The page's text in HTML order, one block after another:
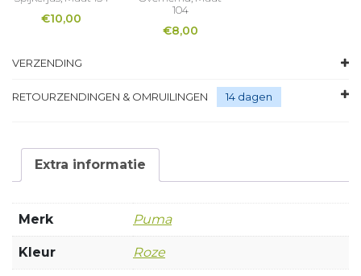
€10,00
104
€8,00
VERZENDING
RETOURZENDINGEN & OMRUILINGEN 14 dagen
Extra informatie
Merk Puma
Kleur Roze